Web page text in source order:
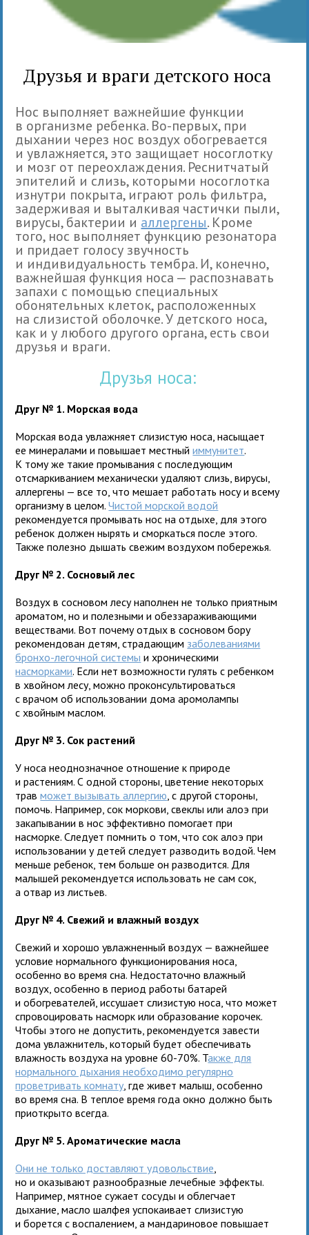
Друзья и враги детского носа
Нос выполняет важнейшие функции
в организме ребенка. Во-первых, при
дыхании через нос воздух обогревается
и увлажняется, это защищает носоглотку
и мозг от переохлаждения. Реснитчатый
эпителий и слизь, которыми носоглотка
изнутри покрыта, играют роль фильтра,
задерживая и выталкивая частички пыли,
вирусы, бактерии и аллергены. Кроме
того, нос выполняет функцию резонатора
и придает голосу звучность
и индивидуальность тембра. И, конечно,
важнейшая функция носа — распознавать
запахи с помощью специальных
обонятельных клеток, расположенных
на слизистой оболочке. У детского носа,
как и у любого другого органа, есть свои
друзья и враги.
Друзья носа:
Друг № 1. Морская вода
Морская вода увлажняет слизистую носа, насыщает
ее минералами и повышает местныйиммунитет.
К тому же такие промывания с последующим
отсмаркиванием механически удаляют слизь, вирусы,
аллергены — все то, что мешает работать носу и всему
организму в целом.Чистой морской водой
рекомендуется промывать нос на отдыхе, для этого
ребенок должен нырять и сморкаться после этого.
Также полезно дышать свежим воздухом побережья.
Друг № 2. Сосновый лес
Воздух в сосновом лесу наполнен не только приятным
ароматом, но и полезными и обеззараживающими
веществами. Вот почему отдых в сосновом бору
рекомендован детям, страдающим заболеваниями
бронхо-легочной системы и хроническими
насморками. Если нет возможности гулять с ребенком
в хвойном лесу, можно проконсультироваться
с врачом об использовании дома аромолампы
с хвойным маслом.
Друг № 3. Сок растений
У носа неоднозначное отношение к природе
и растениям. С одной стороны, цветение некоторых
травможет вызывать аллергию , с другой стороны,
помочь. Например, сок моркови, свеклы или алоэ при
закапывании в нос эффективно помогает при
насморке. Следует помнить о том, что сок алоэ при
использовании у детей следует разводить водой. Чем
меньше ребенок, тем больше он разводится. Для
малышей рекомендуется использовать не сам сок,
а отвар из листьев.
Друг № 4. Свежий и влажный воздух
Свежий и хорошо увлажненный воздух — важнейшее
условие нормального функционирования носа,
особенно во время сна. Недостаточно влажный
воздух, особенно в период работы батарей
и обогревателей, иссушает слизистую носа, что может
спровоцировать насморк или образование корочек.
Чтобы этого не допустить, рекомендуется завести
дома увлажнитель, который будет обеспечивать
влажность воздуха на уровне 60-70%. Также для
нормального дыхания необходимо регулярно
проветривать комнату , где живет малыш, особенно
во время сна. В теплое время года окно должно быть
приоткрыто всегда.
Друг № 5. Ароматические масла
Они не только доставляют удовольствие
но и оказывают разнообразные лечебные эффекты.
Например, мятное сужает сосуды и облегчает
дыхание, масло шалфея успокаивает слизистую
и борется с воспалением, а мандариновое повышает